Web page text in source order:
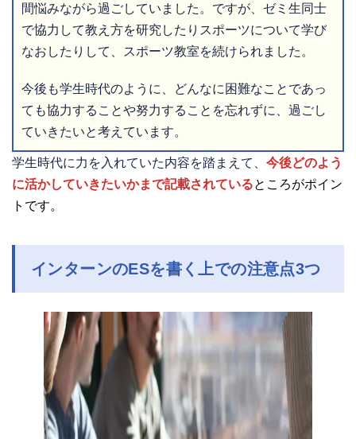
間悩みながら過ごしていました。ですが、ゼミ生同士
で協力して教え方を研究したりスポーツについて学び
なおしたりして、スポーツ教室を続けられました。
今後も学生時代のように、どんなに困難なことであっ
ても協力することや努力することを忘れずに、過ごし
ていきたいと考えています。
学生時代に力を入れていた内容を踏まえて、 今後どのよう
に活かしていきたいかまで記載されているところがポイン
トです。
インターンのESを書く上での注意点3つ